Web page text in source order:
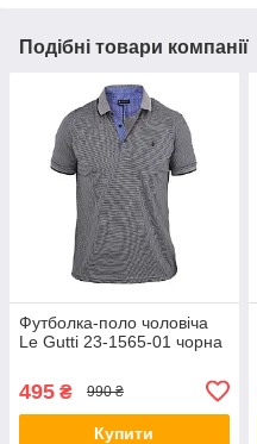
Подібні товари компанії
Футболка-поло чоловіча
Le Gutti 23-1565-01 чорна
495 ₴ 990 ₴
Купити